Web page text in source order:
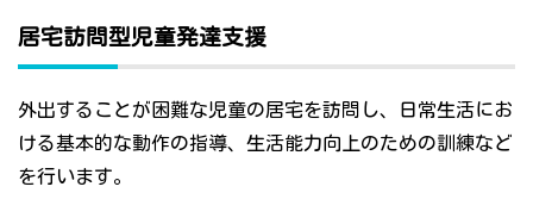
居宅訪問型児童発達支援
外出することが困難な児童の居宅を訪問し、日常生活にお
ける基本的な動作の指導、生活能力向上のための訓練など
を行います。